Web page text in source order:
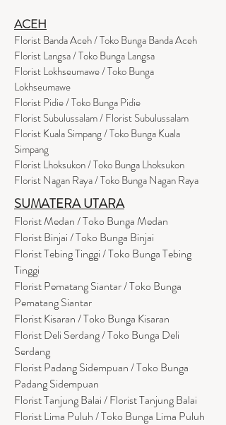
ACEH
Florist Banda Aceh / Toko Bunga Banda Aceh
Florist Langsa / Toko Bunga Langsa
Florist Lokhseumawe / Toko Bunga
Lokhseumawe
Florist Pidie / Toko Bunga Pidie
Florist Subulussalam / Florist Subulussalam
Florist Kuala Simpang / Toko Bunga Kuala
Simpang
Florist Lhoksukon / Toko Bunga Lhoksukon
Florist Nagan Raya / Toko Bunga Nagan Raya
SUMATERA UTARA
Florist Medan / Toko Bunga Medan
Florist Binjai / Toko Bunga Binjai
Florist Tebing Tinggi / Toko Bunga Tebing
Tinggi
Florist Pematang Siantar / Toko Bunga
Pematang Siantar
Florist Kisaran / Toko Bunga Kisaran
Florist Deli Serdang / Toko Bunga Deli
Serdang
Florist Padang Sidempuan / Toko Bunga
Padang Sidempuan
Florist Tanjung Balai / Florist Tanjung Balai
Florist Lima Puluh / Toko Bunga Lima Puluh